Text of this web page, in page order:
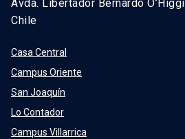
Avda. Libertador Bernardo
Chile
Casa Central
Campus Oriente
San Joaquín
Lo Contador
Campus Villarrica